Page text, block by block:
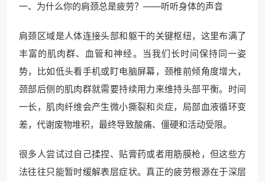
一、为什么你的肩颈总是疲劳？——听听身体的声音
肩颈区域是人体连接头部和躯干的关键枢纽，这里布满了
丰富的肌肉群、血管和神经。当我们长时间保持同一姿
势，比如低头看手机或盯电脑屏幕，颈椎前倾角度增大，
颈部后侧的肌肉群就需要持续用力来维持头部平衡。时间
一长，肌肉纤维会产生微小撕裂和炎症，局部血液循环变
差，代谢废物堆积，最终导致酸痛、僵硬和活动受限。
很多人尝试过自己揉捏、贴膏药或者用筋膜枪，但这些方
法往往只能暂时缓解表层症状。真正的疲劳根源在于深层